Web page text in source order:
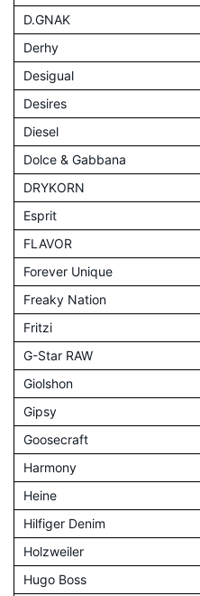
D.GNAK
Derhy
Desigual
Desires
Diesel
Dolce & Gabbana
DRYKORN
Esprit
FLAVOR
Forever Unique
Freaky Nation
Fritzi
G-Star RAW
Giolshon
Gipsy
Goosecraft
Harmony
Heine
Hilfiger Denim
Holzweiler
Hugo Boss